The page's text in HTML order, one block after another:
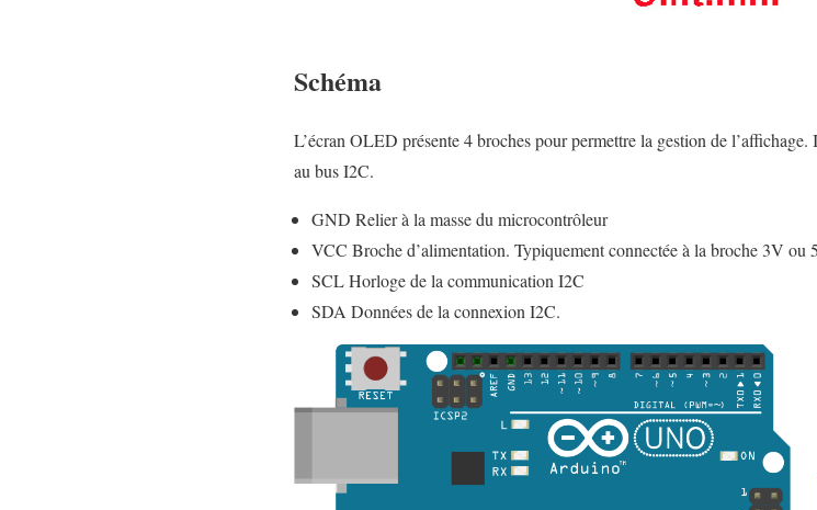
Schéma
L’écran OLED présente 4 broches pour permettre la gestion de
au bus I2C.
GND Relier à la masse du microcontrôleur
VCC Broche d’alimentation. Typiquement connectée à la broche 3V ou
SCL Horloge de la communication I2C
SDA Données de la connexion I2C.